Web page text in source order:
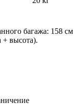
багажа: 158 см
высота).